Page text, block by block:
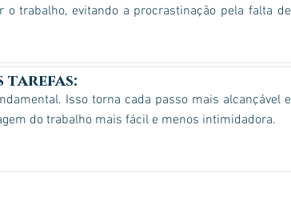
trabalho, evitando a procrastinação pela falta de
tarefas:
Isso torna cada passo mais alcançável e
do trabalho mais fácil e menos intimidadora.